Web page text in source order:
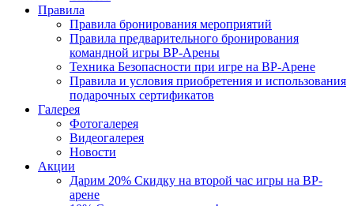
Правила
Правила бронирования мероприятий
Правила предварительного бронирования
командной игры ВР-Арены
Техника Безопасности при игре на ВР-Арене
Правила и условия приобретения и использования
подарочных сертификатов
Галерея
Фотогалерея
Видеогалерея
Новости
Акции
Дарим 20% Скидку на второй час игры на ВР-
арене